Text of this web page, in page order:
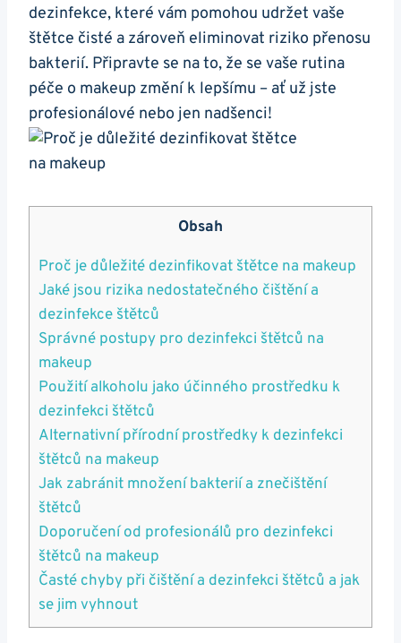
dezinfekce, které vám pomohou udržet vaše
štětce čisté a zároveň eliminovat riziko přenosu
bakterií. Připravte se na to, že se vaše rutina
péče o makeup změní k lepšímu – ať už jste
profesionálové nebo jen nadšenci!
Obsah
Proč je důležité dezinfikovat štětce na makeup
Jaké jsou rizika nedostatečného čištění a
dezinfekce štětců
Správné postupy pro dezinfekci štětců na
makeup
Použití alkoholu jako účinného prostředku k
dezinfekci štětců
Alternativní přírodní prostředky k dezinfekci
štětců na makeup
Jak zabránit množení bakterií a znečištění
štětců
Doporučení od profesionálů pro dezinfekci
štětců na makeup
Časté chyby při čištění a dezinfekci štětců a jak
se jim vyhnout